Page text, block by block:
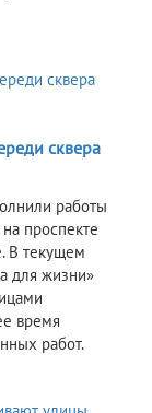
сквера
работы
проспекте
В текущем
для жизни»
время
работ.